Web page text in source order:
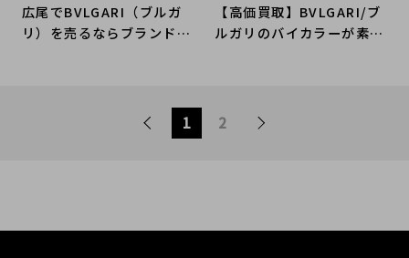
広尾でBVLGARI（ブルガ
リ）を売るならブランドコ
【高価買取】BVLGARI/ブ
ルガリのバイカラーが素敵
です。
1 2